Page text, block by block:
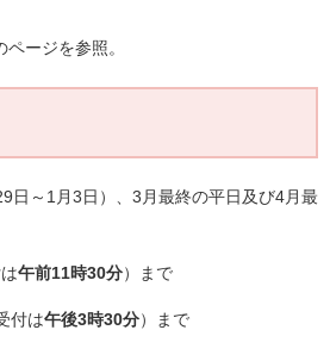
ページを参照。
日～1月3日）、3月最終の平日及び4月最
午前11時30分）まで
付は午後3時30分）まで